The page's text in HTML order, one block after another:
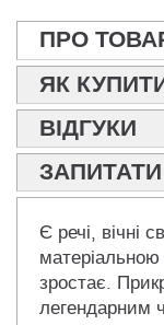
ПРО
ЯК
ВІДГУКИ
ЗАПИТАТИ
Є речі, вічні
зростає.
легендарним